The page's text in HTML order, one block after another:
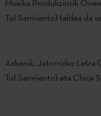
Musika Produkziorik
Tol Sarmiento) taldea da
Azkenik, Jatorrizko Letra
Tol Sarmiento) eta Chica